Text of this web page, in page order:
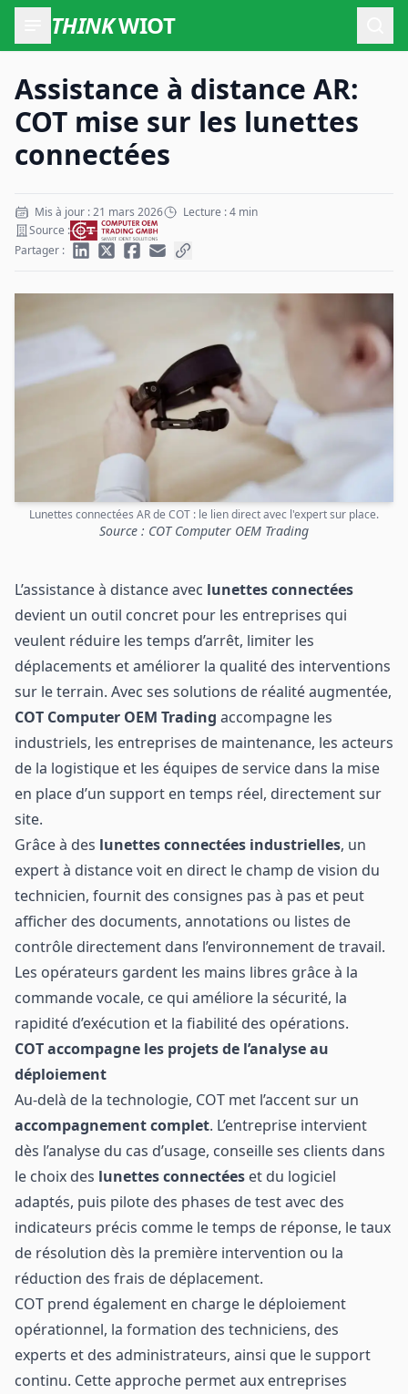
THINKWIOT
Assistance à distance AR:
COT mise sur les lunettes
connectées
Mis à jour : 21 mars 2026
Lecture : 4 min
Source :
Partager :
Lunettes connectées AR de COT : le lien direct avec l'expert sur place.
Source : COT Computer OEM Trading
L’assistance à distance avec lunettes connectées
devient un outil concret pour les entreprises qui
veulent réduire les temps d’arrêt, limiter les
déplacements et améliorer la qualité des interventions
sur le terrain. Avec ses solutions de réalité augmentée,
COT Computer OEM Trading accompagne les
industriels, les entreprises de maintenance, les acteurs
de la logistique et les équipes de service dans la mise
en place d’un support en temps réel, directement sur
site.
Grâce à des lunettes connectées industrielles, un
expert à distance voit en direct le champ de vision du
technicien, fournit des consignes pas à pas et peut
afficher des documents, annotations ou listes de
contrôle directement dans l’environnement de travail.
Les opérateurs gardent les mains libres grâce à la
commande vocale, ce qui améliore la sécurité, la
rapidité d’exécution et la fiabilité des opérations.
COT accompagne les projets de l’analyse au
déploiement
Au-delà de la technologie, COT met l’accent sur un
accompagnement complet. L’entreprise intervient
dès l’analyse du cas d’usage, conseille ses clients dans
le choix des lunettes connectées et du logiciel
adaptés, puis pilote des phases de test avec des
indicateurs précis comme le temps de réponse, le taux
de résolution dès la première intervention ou la
réduction des frais de déplacement.
COT prend également en charge le déploiement
opérationnel, la formation des techniciens, des
experts et des administrateurs, ainsi que le support
continu. Cette approche permet aux entreprises